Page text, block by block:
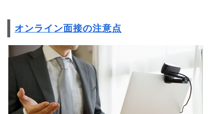
オンライン面接の注意点